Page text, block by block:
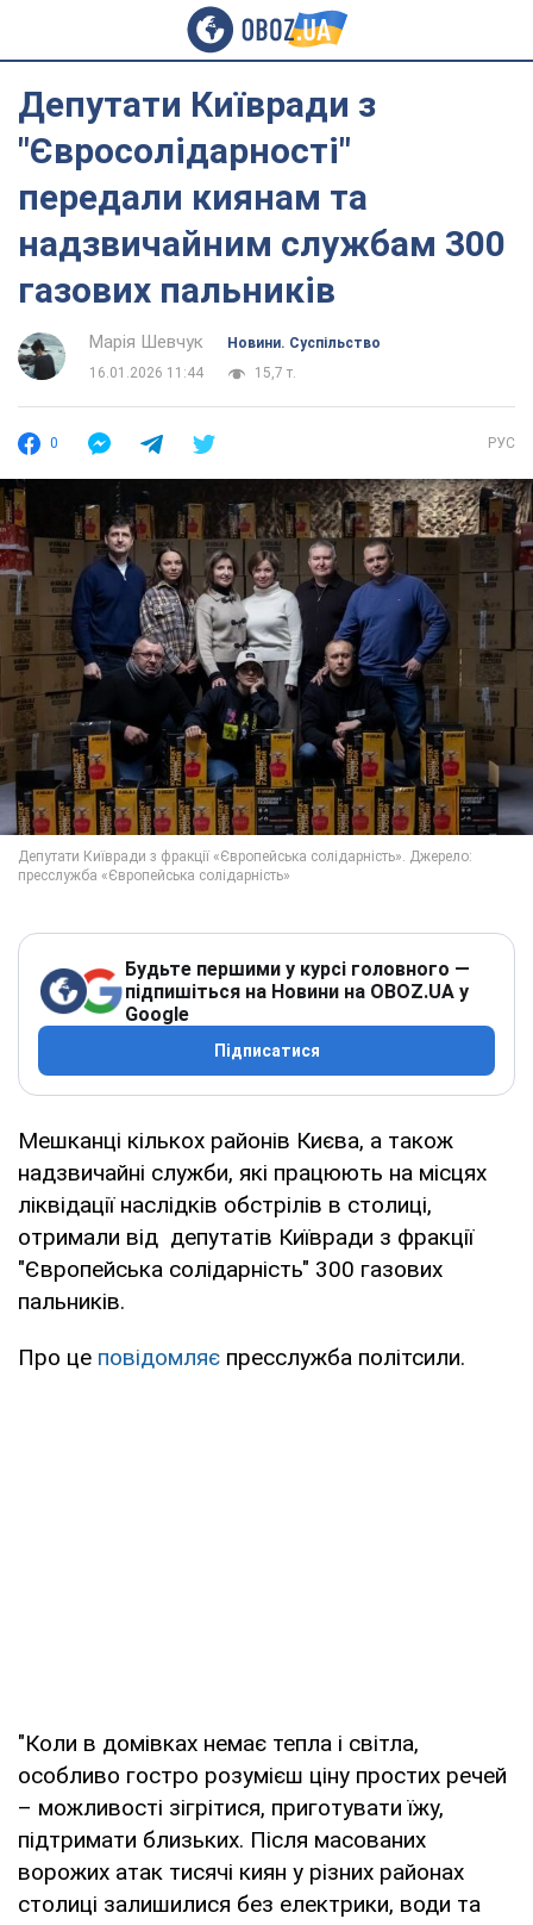
Депутати Київради з
"Євросолідарності"
передали киянам та
надзвичайним службам 300
газових пальників
Марія Шевчук
Новини. Суспільство
16.01.2026 11:44
15,7 т.
0 РУС
Будьте першими у курсі головного —
підпишіться на Новини на OBOZ.UA у
Google
Підписатися
Мешканці кількох районів Києва, а також
надзвичайні служби, які працюють на місцях
ліквідації наслідків обстрілів в столиці,
отримали від депутатів Київради з фракції
"Європейська солідарність" 300 газових
пальників.
Про це повідомляє пресслужба політсили.
"Коли в домівках немає тепла і світла,
особливо гостро розумієш ціну простих речей
– можливості зігрітися, приготувати їжу,
підтримати близьких. Після масованих
ворожих атак тисячі киян у різних районах
столиці залишилися без електрики, води та